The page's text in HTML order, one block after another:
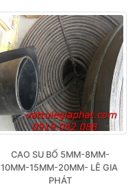
CAO SU BỐ 5MM-8MM-
10MM-15MM-20MM- LÊ GIA
PHÁT